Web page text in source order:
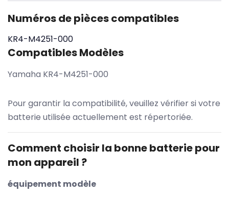
Numéros de pièces compatibles
KR4-M4251-000
Compatibles Modèles
Yamaha KR4-M4251-000
Pour garantir la compatibilité, veuillez vérifier si votre
batterie utilisée actuellement est répertoriée.
Comment choisir la bonne batterie pour
mon appareil ?
équipement modèle